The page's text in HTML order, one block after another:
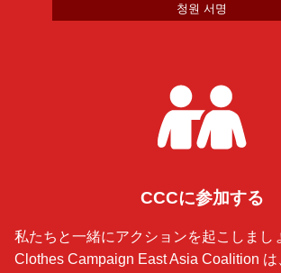
청원 서명
CCCに参加する
私たちと一緒にアクションを起こしまし
Clothes Campaign East Asia Coalition は